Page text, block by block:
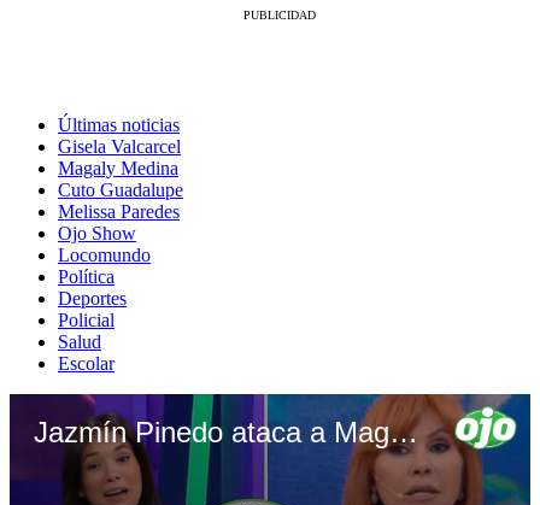
Últimas noticias
Gisela Valcarcel
Magaly Medina
Cuto Guadalupe
Melissa Paredes
Ojo Show
Locomundo
Política
Deportes
Policial
Salud
Escolar
Jazmín Pinedo ataca a Magaly Medina